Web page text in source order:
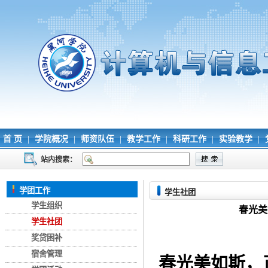
首 页 | 学院概况 | 师资队伍 | 教学工作 | 科研工作 | 实验教学 |
站内搜索：
学团工作
学生组织
学生社团
奖贷困补
宿舍管理
学生社团
春光
春光美如斯